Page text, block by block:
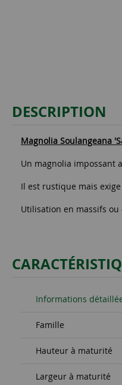
DESCRIPTION
Magnolia Soulangeana
Un magnolia impossant
Il est rustique mais
Utilisation en massifs ou
Informations
Famille
Hauteur à maturité
Largeur à maturité